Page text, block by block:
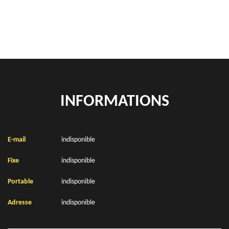
INFORMATIONS
E-mail indisponible
Fixe indisponible
Portable indisponible
Adresse indisponible